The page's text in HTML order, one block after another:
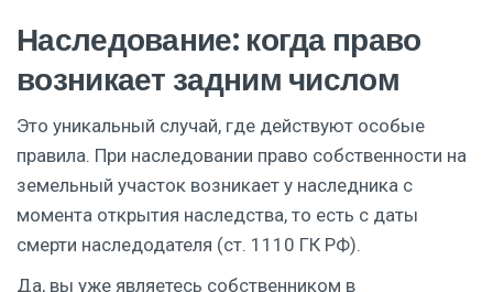
Наследование: когда право
возникает задним числом
Это уникальный случай, где действуют особые
правила. При наследовании право собственности на
земельный участок возникает у наследника с
момента открытия наследства, то есть с даты
смерти наследодателя (ст. 1110 ГК РФ).
Да, вы уже являетесь собственником в